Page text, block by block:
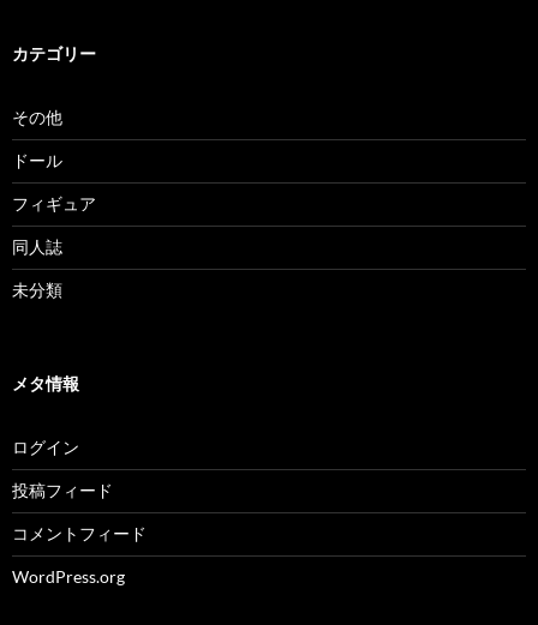
ブ
カテゴリー
その他
ドール
フィギュア
同人誌
未分類
メタ情報
ログイン
投稿フィード
コメントフィード
WordPress.org